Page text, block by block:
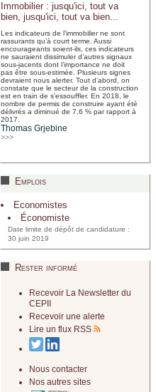
Immobilier : jusqu'ici, tout va
bien, jusqu'ici, tout va bien...
Les indicateurs de l’immobilier ne sont
rassurants qu’à court terme. Aussi
encourageants soient-ils, ces indicateurs
ne sauraient dissimuler d’autres signaux
sous-jacents dont l’importance ne doit
pas être sous-estimée. Plusieurs signes
devraient nous alerter. Tout d’abord, on
constate que le secteur de la construction
est en train de s’essouffler. En 2018, le
nombre de permis de construire ayant été
délivrés a diminué de 7,6 % par rapport à
2017.
Thomas Grjebine
>>>
Emplois
Economistes
Économiste
Date limite de dépôt de candidature :
30 juin 2019
Rester informé
Recevoir La Newsletter du
CEPII
Recevoir une alerte
Lire un flux RSS
Nous contacter
Nos autres sites